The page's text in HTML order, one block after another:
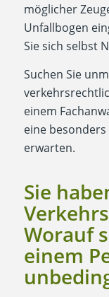
möglicher
Unfallbogen
Sie sich selbst
Suchen Sie
einem
eine
erwarten.
Sie
Worauf
einem